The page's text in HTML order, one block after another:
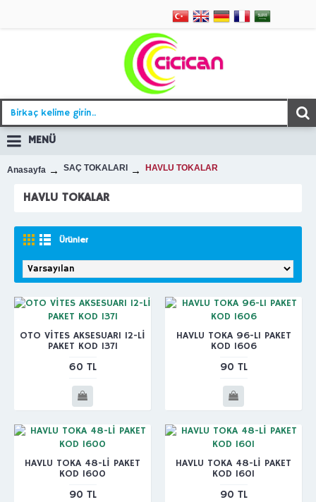
MENÜ
Anasayfa SAÇ TOKALARI HAVLU TOKALAR
HAVLU TOKALAR
Ürünler
OTO VİTES AKSESUARI 12-Lİ
PAKET KOD 1371
60 TL
HAVLU TOKA 96-LI PAKET
KOD 1606
90 TL
HAVLU TOKA 48-Lİ PAKET
KOD 1600
90 TL
HAVLU TOKA 48-Lİ PAKET
KOD 1601
90 TL